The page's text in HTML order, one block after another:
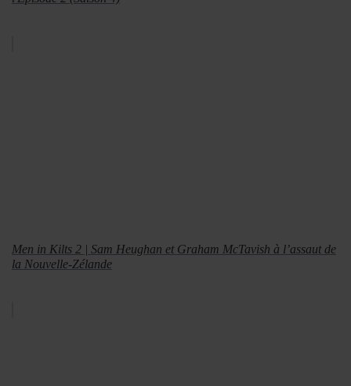
Men in Kilts 2 | Sam Heughan et Graham McTavish à l’assaut de
la Nouvelle-Zélande